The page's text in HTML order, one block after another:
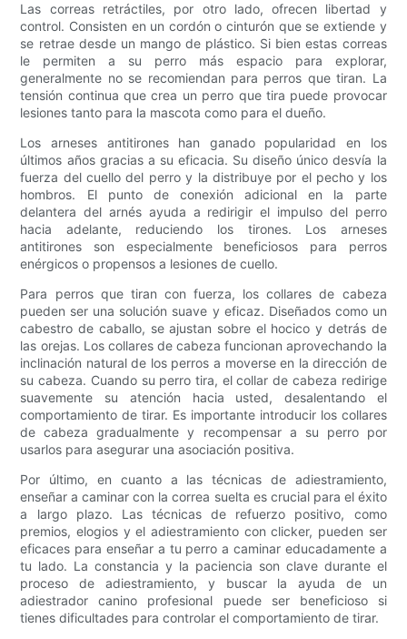
Las correas retráctiles, por otro lado, ofrecen libertad y
control. Consisten en un cordón o cinturón que se extiende y
se retrae desde un mango de plástico. Si bien estas correas
le permiten a su perro más espacio para explorar,
generalmente no se recomiendan para perros que tiran. La
tensión continua que crea un perro que tira puede provocar
lesiones tanto para la mascota como para el dueño.
Los arneses antitirones han ganado popularidad en los
últimos años gracias a su eficacia. Su diseño único desvía la
fuerza del cuello del perro y la distribuye por el pecho y los
hombros. El punto de conexión adicional en la parte
delantera del arnés ayuda a redirigir el impulso del perro
hacia adelante, reduciendo los tirones. Los arneses
antitirones son especialmente beneficiosos para perros
enérgicos o propensos a lesiones de cuello.
Para perros que tiran con fuerza, los collares de cabeza
pueden ser una solución suave y eficaz. Diseñados como un
cabestro de caballo, se ajustan sobre el hocico y detrás de
las orejas. Los collares de cabeza funcionan aprovechando la
inclinación natural de los perros a moverse en la dirección de
su cabeza. Cuando su perro tira, el collar de cabeza redirige
suavemente su atención hacia usted, desalentando el
comportamiento de tirar. Es importante introducir los collares
de cabeza gradualmente y recompensar a su perro por
usarlos para asegurar una asociación positiva.
Por último, en cuanto a las técnicas de adiestramiento,
enseñar a caminar con la correa suelta es crucial para el éxito
a largo plazo. Las técnicas de refuerzo positivo, como
premios, elogios y el adiestramiento con clicker, pueden ser
eficaces para enseñar a tu perro a caminar educadamente a
tu lado. La constancia y la paciencia son clave durante el
proceso de adiestramiento, y buscar la ayuda de un
adiestrador canino profesional puede ser beneficioso si
tienes dificultades para controlar el comportamiento de tirar.